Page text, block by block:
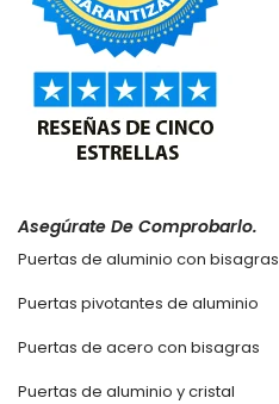
Asegúrate De Comprobarlo.
Puertas de aluminio con bisagras
Puertas pivotantes de aluminio
Puertas de acero con bisagras
Puertas de aluminio y cristal